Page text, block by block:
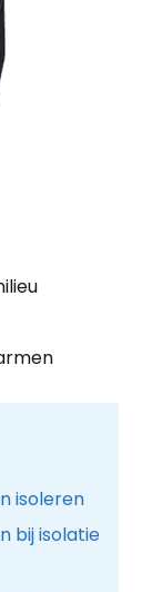
isoleren
bij isolatie